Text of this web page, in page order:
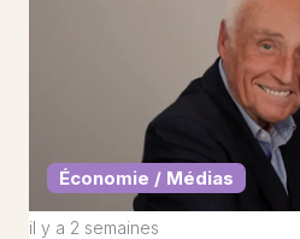
Économie / Médias
il y a 2 semaines